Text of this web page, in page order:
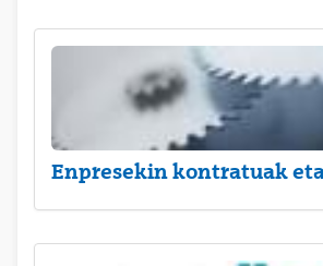
Enpresekin kontratuak